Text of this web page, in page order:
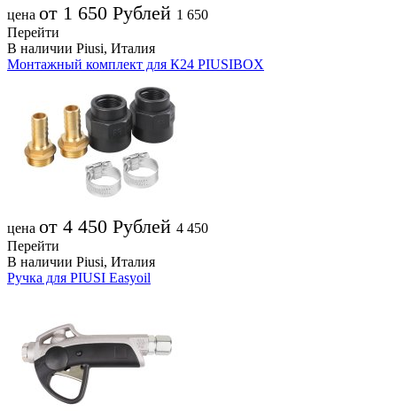
цена от 1 650 Рублей 1 650
Перейти
В наличии Piusi, Италия
Монтажный комплект для К24 PIUSIBOX
цена от 4 450 Рублей 4 450
Перейти
В наличии Piusi, Италия
Ручка для PIUSI Easyoil